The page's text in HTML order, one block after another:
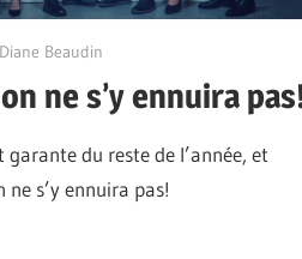
Diane Beaudin
ne s’y ennuira
garante du reste de l’année, et
ne s’y ennuira pas!